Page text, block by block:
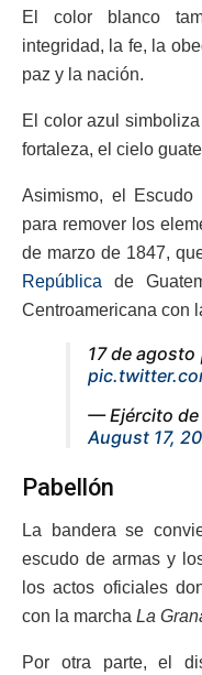
El color blanco
integridad, la fe, la
paz y la nación.
El color azul
fortaleza, el cielo
Asimismo, el Escudo
para remover los
de marzo de 1847,
República de
Centroamericana con
17 de
— Ejército de
August 17,
Pabellón
La bandera se
escudo de armas y
los actos oficiales
con la marcha La
Por otra parte, el